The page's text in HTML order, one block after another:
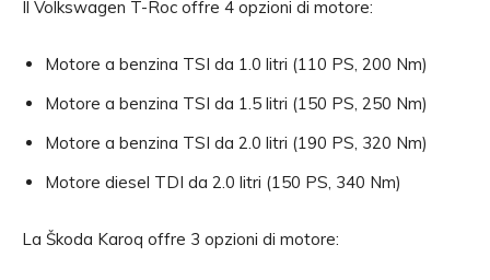
Il Volkswagen T-Roc offre 4 opzioni di motore:
Motore a benzina TSI da 1.0 litri (110 PS, 200 Nm)
Motore a benzina TSI da 1.5 litri (150 PS, 250 Nm)
Motore a benzina TSI da 2.0 litri (190 PS, 320 Nm)
Motore diesel TDI da 2.0 litri (150 PS, 340 Nm)
La Škoda Karoq offre 3 opzioni di motore: